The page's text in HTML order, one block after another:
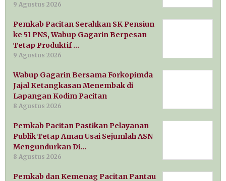
9 Agustus 2026
Pemkab Pacitan Serahkan SK Pensiun
ke 51 PNS, Wabup Gagarin Berpesan
Tetap Produktif …
9 Agustus 2026
Wabup Gagarin Bersama Forkopimda
Jajal Ketangkasan Menembak di
Lapangan Kodim Pacitan
8 Agustus 2026
Pemkab Pacitan Pastikan Pelayanan
Publik Tetap Aman Usai Sejumlah ASN
Mengundurkan Di…
8 Agustus 2026
Pemkab dan Kemenag Pacitan Pantau